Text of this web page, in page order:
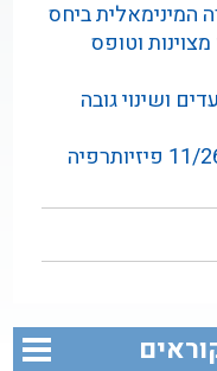
המינימאלית ביחס
וטופס
מועדים ושינוי גובה